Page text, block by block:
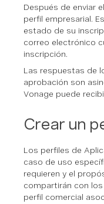
Después de enviar
perfil empresarial.
estado de su
correo electrónico
inscripción.
Las respuestas de
aprobación son
Vonage puede
Crear un
Los perfiles de
caso de uso
requieren y el
compartirán con
perfil comercial